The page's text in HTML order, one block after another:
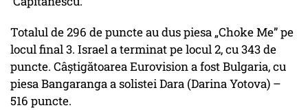
Totalul de 296 de puncte au dus piesa „Choke Me” pe
locul final 3. Israel a terminat pe locul 2, cu 343 de
puncte. Câștigătoarea Eurovision a fost Bulgaria, cu
piesa Bangaranga a solistei Dara (Darina Yotova) –
516 puncte.